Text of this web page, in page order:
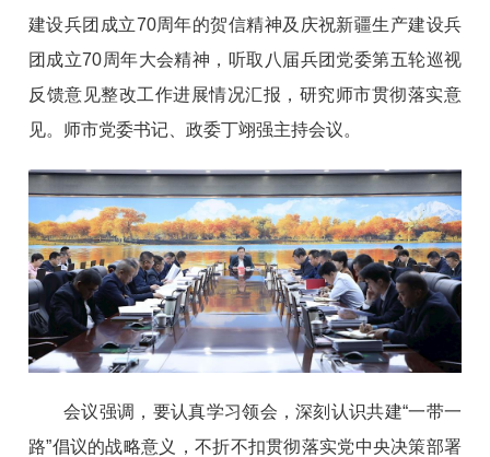
建设兵团成立70周年的贺信精神及庆祝新疆生产建设兵
团成立70周年大会精神，听取八届兵团党委第五轮巡视
反馈意见整改工作进展情况汇报，研究师市贯彻落实意
见。师市党委书记、政委丁翊强主持会议。
会议强调，要认真学习领会，深刻认识共建“一带一
路”倡议的战略意义，不折不扣贯彻落实党中央决策部署